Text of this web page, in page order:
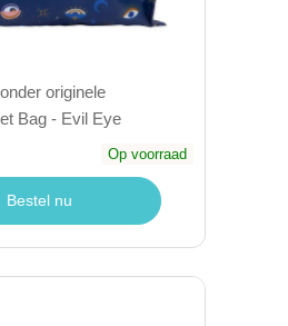
originele
Bag - Evil Eye
Op voorraad
Bestel nu